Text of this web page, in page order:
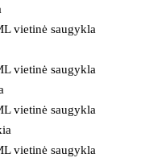
vietinė saugykla
vietinė saugykla
vietinė saugykla
vietinė saugykla